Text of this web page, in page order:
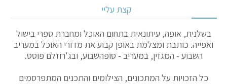
קצת עליי
בשלנית, אופה, עיתונאית בתחום האוכל ומחברת ספרי בישול
ואפייה. כותבת ומצלמת באופן קבוע את מדורי האוכל במעריב
השבוע - המגזין, במעריב - סופהשבוע, ובג'רוזלם פוסט.
כל הזכויות על המתכונים, הצילומים והתכנים המתפרסמים